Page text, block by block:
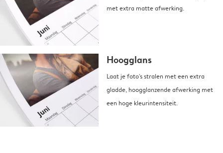
met extra matte afwerking.
Hoogglans
Laat je foto's stralen met een extra
gladde, hoogglanzende afwerking met
een hoge kleurintensiteit.